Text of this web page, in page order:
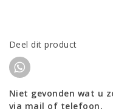
Deel dit product
Niet gevonden wat u
via mail of telefoon.